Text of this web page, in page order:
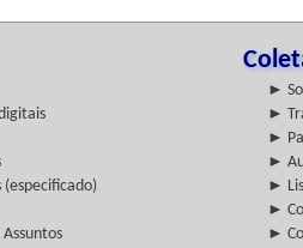
►
►
►
►
►
►
►